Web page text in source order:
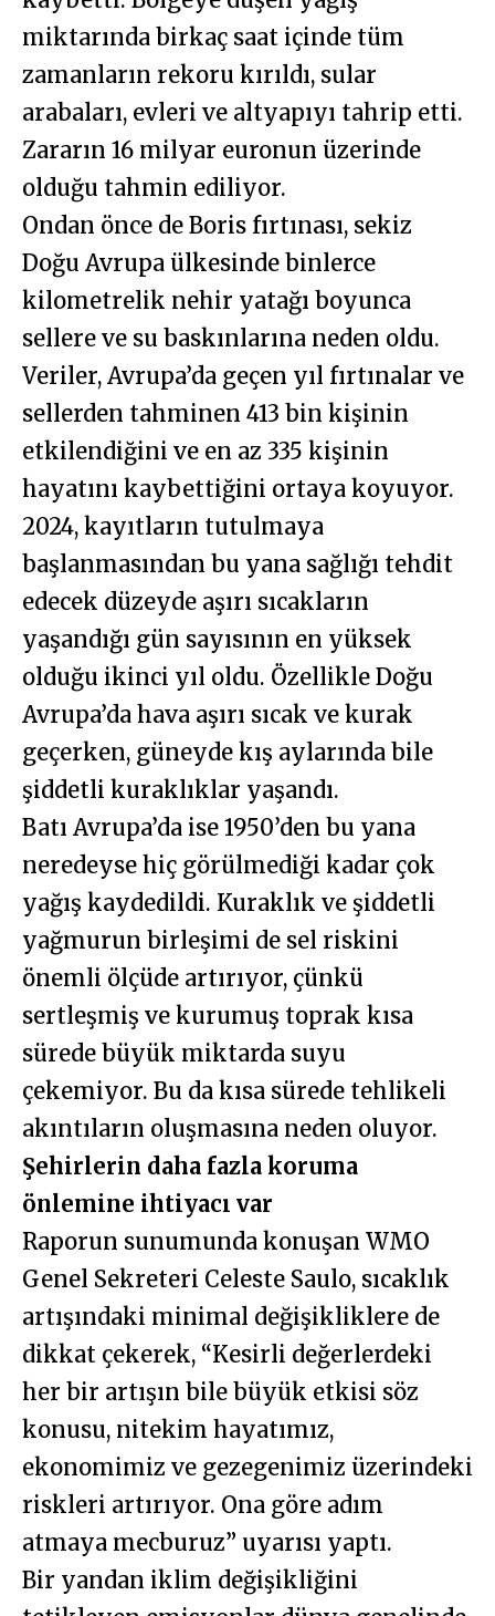
miktarında birkaç saat içinde tüm
zamanların rekoru kırıldı, sular
arabaları, evleri ve altyapıyı tahrip etti.
Zararın 16 milyar euronun üzerinde
olduğu tahmin ediliyor.
Ondan önce de Boris fırtınası, sekiz
Doğu Avrupa ülkesinde binlerce
kilometrelik nehir yatağı boyunca
sellere ve su baskınlarına neden oldu.
Veriler, Avrupa’da geçen yıl fırtınalar ve
sellerden tahminen 413 bin kişinin
etkilendiğini ve en az 335 kişinin
hayatını kaybettiğini ortaya koyuyor.
2024, kayıtların tutulmaya
başlanmasından bu yana sağlığı tehdit
edecek düzeyde aşırı sıcakların
yaşandığı gün sayısının en yüksek
olduğu ikinci yıl oldu. Özellikle Doğu
Avrupa’da hava aşırı sıcak ve kurak
geçerken, güneyde kış aylarında bile
şiddetli kuraklıklar yaşandı.
Batı Avrupa’da ise 1950’den bu yana
neredeyse hiç görülmediği kadar çok
yağış kaydedildi. Kuraklık ve şiddetli
yağmurun birleşimi de sel riskini
önemli ölçüde artırıyor, çünkü
sertleşmiş ve kurumuş toprak kısa
sürede büyük miktarda suyu
çekemiyor. Bu da kısa sürede tehlikeli
akıntıların oluşmasına neden oluyor.
Şehirlerin daha fazla koruma
önlemine ihtiyacı var
Raporun sunumunda konuşan WMO
Genel Sekreteri Celeste Saulo, sıcaklık
artışındaki minimal değişikliklere de
dikkat çekerek, “Kesirli değerlerdeki
her bir artışın bile büyük etkisi söz
konusu, nitekim hayatımız,
ekonomimiz ve gezegenimiz üzerindeki
riskleri artırıyor. Ona göre adım
atmaya mecburuz” uyarısı yaptı.
Bir yandan iklim değişikliğini